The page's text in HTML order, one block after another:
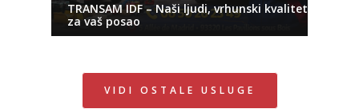
TRANSAM IDF – Naši ljudi, vrhunski kvalitet
za vaš posao
VIDI OSTALE USLUGE